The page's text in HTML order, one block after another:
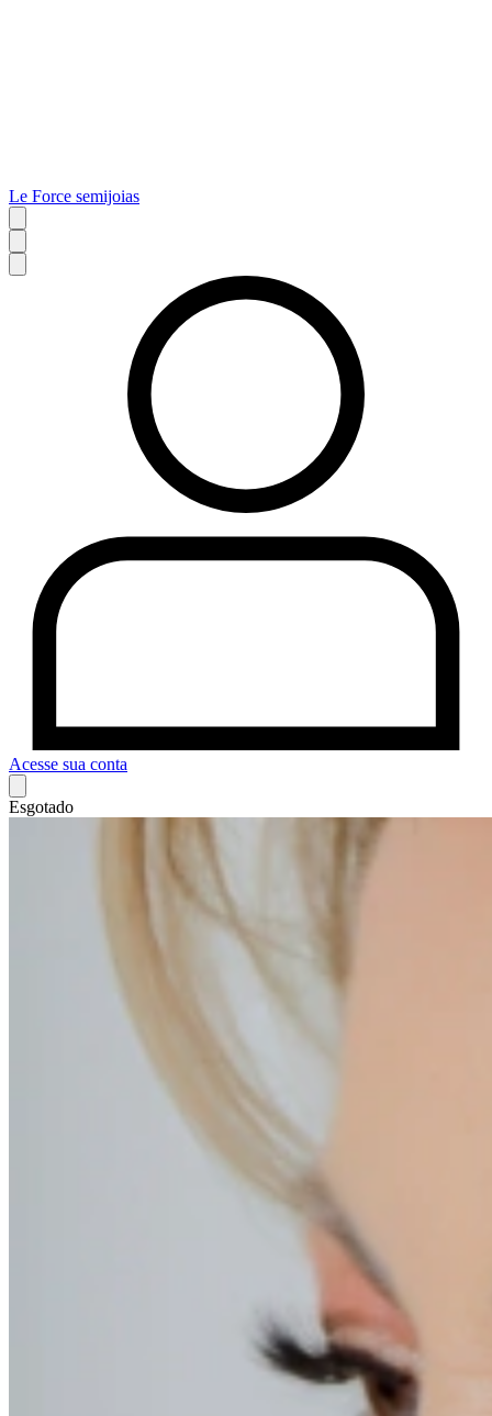
Le Force semijoias
Acesse sua conta
Esgotado